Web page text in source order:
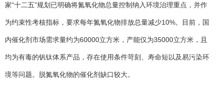
家“十二五”规划已明确将氮氧化物总量控制纳入环境治理重点，并作
为约束性考核指标，要求每年氮氧化物排放总量减少10%。目前，国
内催化剂市场需求量约为60000立方米，产能仅为35000立方米，且
均为有毒的钒钛体系产品，存在使用条件苛刻、寿命短以及易污染环
境等问题。脱氮氧化物的催化剂缺口较大。